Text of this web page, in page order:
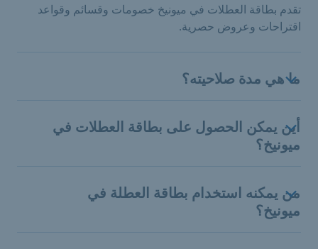
تقدم بطاقة العطلات في ميونيخ خصومات وقسائم وقواعد
اقتراحات وعروض حصرية.
ما هي مدة صلاحيته؟
أين يمكن الحصول على بطاقة العطلات في
ميونيخ؟
من يمكنه استخدام بطاقة العطلة في
ميونيخ؟